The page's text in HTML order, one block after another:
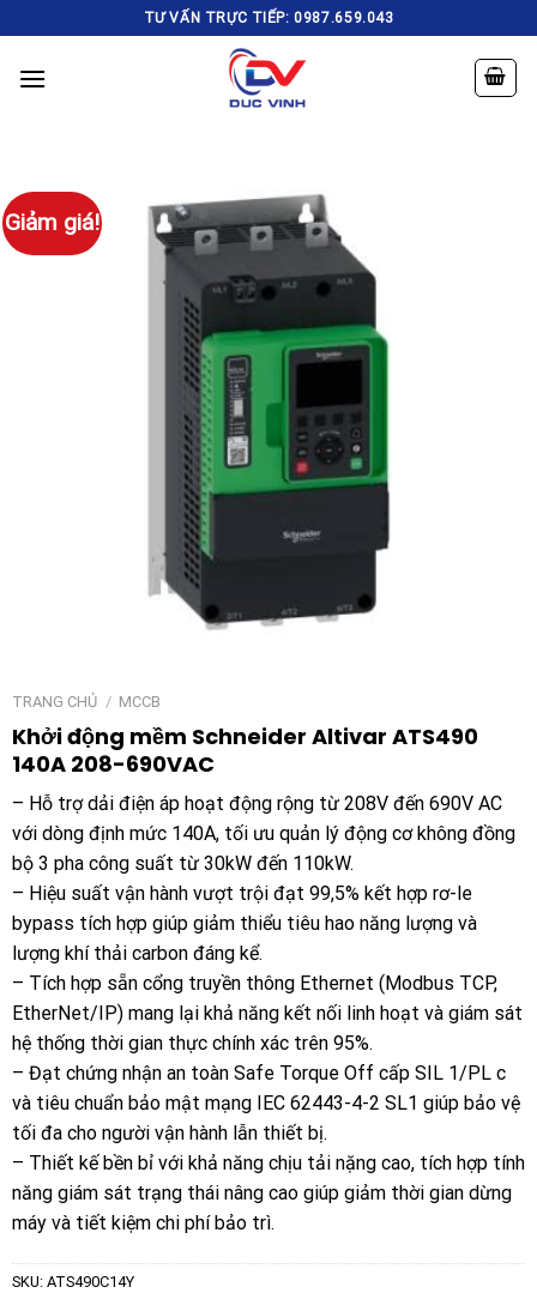
to
content
TƯ VẤN TRỰC TIẾP: 0987.659.043
Giảm giá!
TRANG CHỦ / MCCB
Khởi động mềm Schneider Altivar ATS490
140A 208-690VAC
– Hỗ trợ dải điện áp hoạt động rộng từ 208V đến 690V AC
với dòng định mức 140A, tối ưu quản lý động cơ không đồng
bộ 3 pha công suất từ 30kW đến 110kW.
– Hiệu suất vận hành vượt trội đạt 99,5% kết hợp rơ-le
bypass tích hợp giúp giảm thiểu tiêu hao năng lượng và
lượng khí thải carbon đáng kể.
– Tích hợp sẵn cổng truyền thông Ethernet (Modbus TCP,
EtherNet/IP) mang lại khả năng kết nối linh hoạt và giám sát
hệ thống thời gian thực chính xác trên 95%.
– Đạt chứng nhận an toàn Safe Torque Off cấp SIL 1/PL c
và tiêu chuẩn bảo mật mạng IEC 62443-4-2 SL1 giúp bảo vệ
tối đa cho người vận hành lẫn thiết bị.
– Thiết kế bền bỉ với khả năng chịu tải nặng cao, tích hợp tính
năng giám sát trạng thái nâng cao giúp giảm thời gian dừng
máy và tiết kiệm chi phí bảo trì.
SKU: ATS490C14Y